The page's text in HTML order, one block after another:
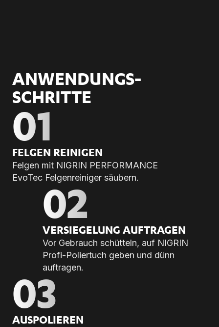
ANWENDUNGS­
SCHRITTE
01
FEL­GEN REI­NI­GEN
Felgen mit NIGRIN PERFORMANCE
EvoTec Felgenreiniger säubern.
02
VER­SIE­GE­LUNG AUF­TRA­GEN
Vor Gebrauch schütteln, auf NIGRIN
Profi-Poliertuch geben und dünn
auftragen.
03
AUS­PO­LIE­REN